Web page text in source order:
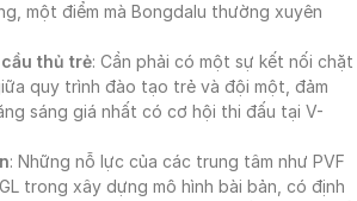
một điểm mà Bongdalu thường xuyên
thủ trẻ: Cần phải có một sự kết nối chặt
quy trình đào tạo trẻ và đội một, đảm
sáng giá nhất có cơ hội thi đấu tại V-
: Những nỗ lực của các trung tâm như PVF
trong xây dựng mô hình bài bản, có định